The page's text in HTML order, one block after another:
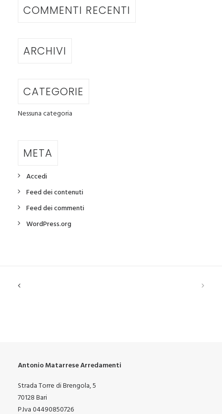
COMMENTI RECENTI
ARCHIVI
CATEGORIE
Nessuna categoria
META
Accedi
Feed dei contenuti
Feed dei commenti
WordPress.org
Antonio Matarrese Arredamenti
Strada Torre di Brengola, 5
70128 Bari
P.Iva 04490850726